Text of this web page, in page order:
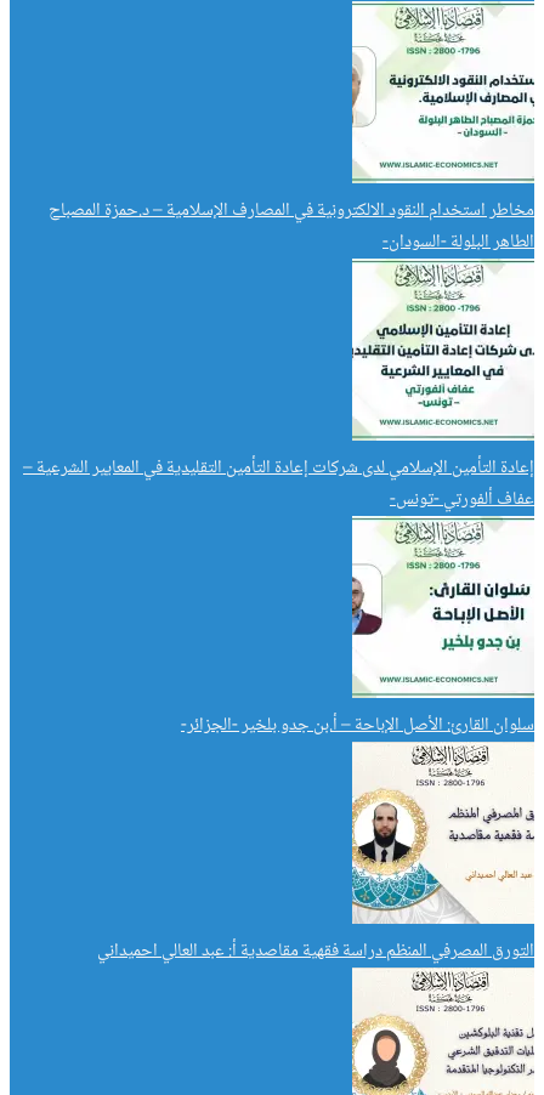
مخاطر استخدام النقود الالكترونية في المصارف الإسلامية – د.حمزة المصباح
الطاهر البلولة -السودان-
إعادة التأمين الإسلامي لدى شركات إعادة التأمين التقليدية في المعايير الشرعية –
عفاف ألفورتي -تونس-
سلوان القارئ: الأصل الإباحة – أ.بن جدو بلخير -الجزائر-
التورق المصرفي المنظم دراسة فقهية مقاصدية أ: عبد العالي احميداني